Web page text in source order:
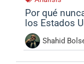
Por qué
los Estados
Shahid